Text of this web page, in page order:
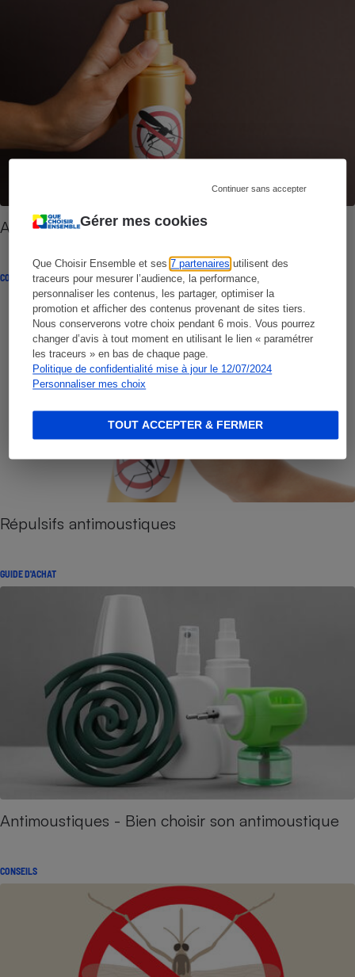
Gérer mes cookies
Que Choisir Ensemble et ses7 partenaires utilisent des
traceurs pour mesurer l’audience, la performance,
personnaliser les contenus, les partager, optimiser la
promotion et afficher des contenus provenant de sites tiers.
Nous conserverons votre choix pendant 6 mois. Vous pourrez
changer d’avis à tout moment en utilisant le lien « paramétrer
les traceurs » en bas de chaque page.
Politique de confidentialité mise à jour le 12/07/2024
Personnaliser mes choix
Continuer sans accepter
TOUT ACCEPTER & FERMER
Antimoustique
COMPARATIF
Répulsifs antimoustiques
GUIDE D'ACHAT
Antimoustiques - Bien choisir son antimoustique
CONSEILS